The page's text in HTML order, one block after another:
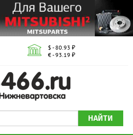
$ - 80.93 ₽
€ - 93.19 ₽
НАЙТИ